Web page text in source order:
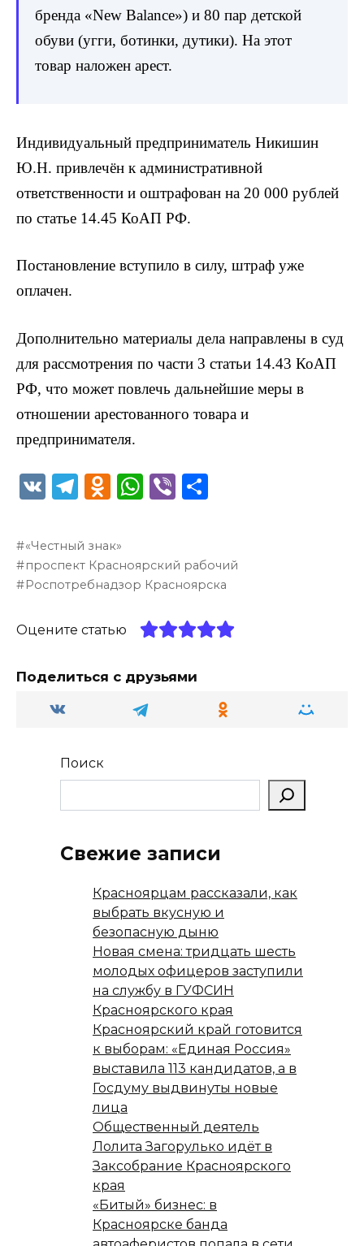
бренда «New Balance») и 80 пар детской
обуви (угги, ботинки, дутики). На этот
товар наложен арест.
Индивидуальный предприниматель Никишин
Ю.Н. привлечён к административной
ответственности и оштрафован на 20 000 рублей
по статье 14.45 КоАП РФ.
Постановление вступило в силу, штраф уже
оплачен.
Дополнительно материалы дела направлены в суд
для рассмотрения по части 3 статьи 14.43 КоАП
РФ, что может повлечь дальнейшие меры в
отношении арестованного товара и
предпринимателя.
V
T
e
g
ra
O
n
o
kl
ss
ni
ki
W
ts
A
p
p
Vi
р
а
в
и
ь
«Честный знак»
проспект Красноярский рабочий
Роспотребнадзор Красноярска
Оцените статью
Поделиться с друзьями
Поиск
Свежие записи
Красноярцам рассказали, как
выбрать вкусную и
безопасную дыню
Новая смена: тридцать шесть
молодых офицеров заступили
на службу в ГУФСИН
Красноярского края
Красноярский край готовится
к выборам: «Единая Россия»
выставила 113 кандидатов, а в
Госдуму выдвинуты новые
лица
Общественный деятель
Лолита Загорулько идёт в
Заксобрание Красноярского
края
«Битый» бизнес: в
Красноярске банда